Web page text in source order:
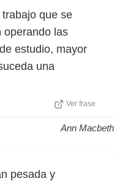
que se
operando las
estudio, mayor
una
Ver frase
Ann Macbeth
pesada y